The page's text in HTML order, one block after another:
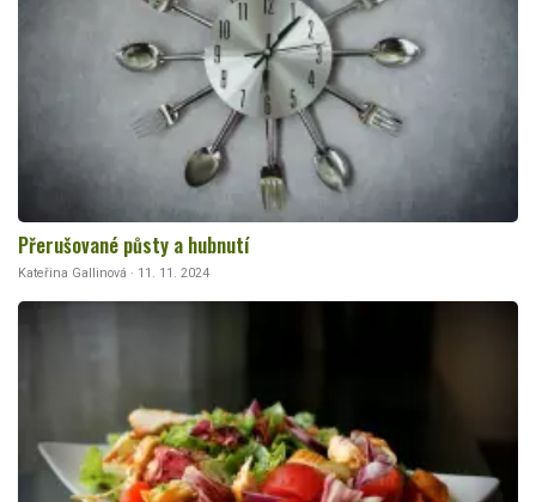
Přerušované půsty a hubnutí
Kateřina Gallinová · 11. 11. 2024